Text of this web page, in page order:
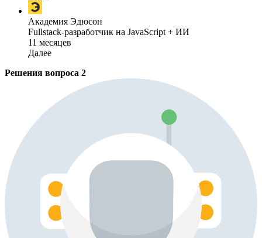
Академия Эдюсон
Fullstack-разработчик на JavaScript + ИИ
11 месяцев
Далее
Решения вопроса 2